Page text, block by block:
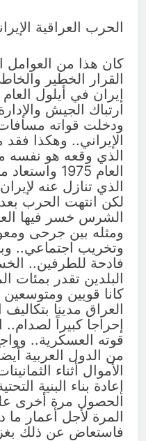
الحرب العراقية
كان هذا من العوامل
القرار الخطير
ارتباك الجيش
ودخلت قواته
الإيراني.. وهكذا
الذي وقعه هو نفسه
العام 1975
الذي تنازل عنه
لكن انتهت الحرب
الشرس خسر فيها
ومثله بين جرحى
وتخريب اجتماعي..
فادحة للطرفين..
البلدين تقدر بمئات
كانا قويين
العراق مدينا
إحراجا كبيراً
قوته العسكرية..
من الدول العربية
الأموال أثناء
إعادة بناء البنية
الحصول مرة أخرى
المرة لأجل أعمار
فاستعاض عن ذلك